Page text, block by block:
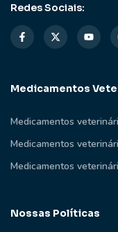
Redes Sociais:
Medicamentos
Medicamentos
Medicamentos
Medicamentos
Nossas Políticas